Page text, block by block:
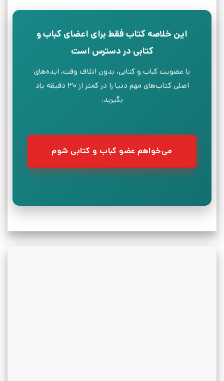
این خلاصه کتاب فقط برای اعضای کباب و
کتابی در دسترس است
با عضویت کباب و کتابی، بدون اتلاف وقت، ایده‌های
اصلی کتاب‌های مهم دنیا را در کمتر از ۳۰ دقیقه یاد
بگیرید.
می‌خواهم عضو کباب و کتابی شوم